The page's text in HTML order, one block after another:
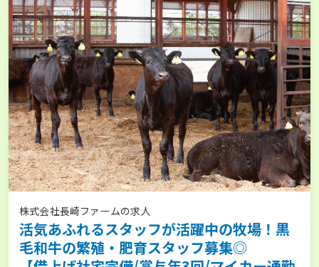
株式会社長崎ファームの求人
活気あふれるスタッフが活躍中の牧場！黒
毛和牛の繁殖・肥育スタッフ募集◎